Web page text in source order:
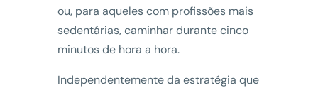
ou, para aqueles com profissões mais
sedentárias, caminhar durante cinco
minutos de hora a hora.
Independentemente da estratégia que